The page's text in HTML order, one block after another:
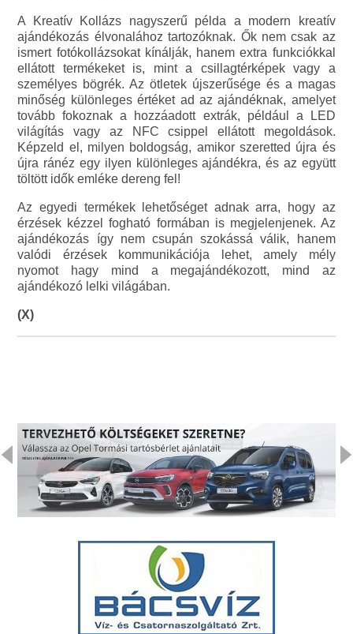
A Kreatív Kollázs nagyszerű példa a modern kreatív
ajándékozás élvonalához tartozóknak. Ők nem csak az
ismert fotókollázsokat kínálják, hanem extra funkciókkal
ellátott termékeket is, mint a csillagtérképek vagy a
személyes bögrék. Az ötletek újszerűsége és a magas
minőség különleges értéket ad az ajándéknak, amelyet
tovább fokoznak a hozzáadott extrák, például a LED
világítás vagy az NFC csippel ellátott megoldások.
Képzeld el, milyen boldogság, amikor szeretted újra és
újra ránéz egy ilyen különleges ajándékra, és az együtt
töltött idők emléke dereng fel!
Az egyedi termékek lehetőséget adnak arra, hogy az
érzések kézzel fogható formában is megjelenjenek. Az
ajándékozás így nem csupán szokássá válik, hanem
valódi érzések kommunikációja lehet, amely mély
nyomot hagy mind a megajándékozott, mind az
ajándékozó lelki világában.
(X)